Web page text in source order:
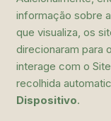
informação sobre
que visualiza, os
direcionaram para
interage com o
recolhida
Dispositivo.